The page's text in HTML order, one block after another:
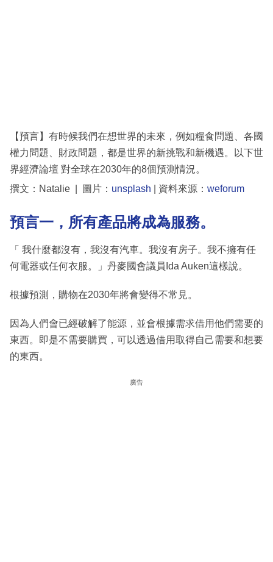
區
【預言】有時候我們在想世界的未來，例如糧食問題、各國
權力問題、財政問題，都是世界的新挑戰和新機遇。以下世
界經濟論壇 對全球在2030年的8個預測情況。
撰文：Natalie | 圖片： unsplash | 資料來源： weforum
預言一，所有產品將成為服務。
「 我什麼都沒有，我沒有汽車。我沒有房子。我不擁有任
何電器或任何衣服。」丹麥國會議員Ida Auken這樣說。
根據預測，購物在2030年將會變得不常見。
因為人們會已經破解了能源，並會根據需求借用他們需要的
東西。即是不需要購買，可以透過借用取得自己需要和想要
的東西。
廣告